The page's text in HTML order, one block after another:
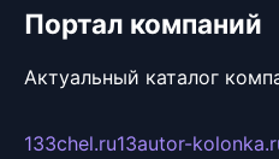
Портал компаний
Актуальный каталог
133chel.ru13autor-